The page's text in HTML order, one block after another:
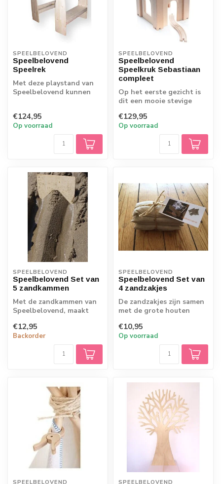
SPEELBELOVEND
Speelbelovend
Speelrek
Met deze playstand van
Speelbelovend kunnen
€124,95
Op voorraad
SPEELBELOVEND
Speelbelovend
Speelkruk Sebastiaan
compleet
Op het eerste gezicht is
dit een mooie stevige
er mee s...
€129,95
Op voorraad
SPEELBELOVEND
Speelbelovend Set van
5 zandkammen
Met de zandkammen van
Speelbelovend, maakt
kunstwerken in d...
€12,95
Backorder
SPEELBELOVEND
Speelbelovend Set van
4 zandzakjes
De zandzakjes zijn samen
met de grote houten
Speelbelovend ideaal v...
€10,95
Op voorraad
SPEELBELOVEND SPEELBELOVEND